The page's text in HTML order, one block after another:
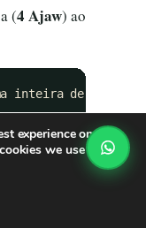
(4 Ajaw) ao
inteira de Meeus):
+ 365*y + y//4 -
(correlação GMT)
experience on our
we use or